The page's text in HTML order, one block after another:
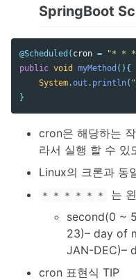
SpringBoot
@Scheduled ( cron = "* *
public void myMethod (){
System.out . println(
}
cron은 해당하는
라서 실행 할 수 있
Linux의 크론과 동
* * * * * *
는
second(0 ~
23)– day of
JAN-DEC)–
cron 표현식 TIP